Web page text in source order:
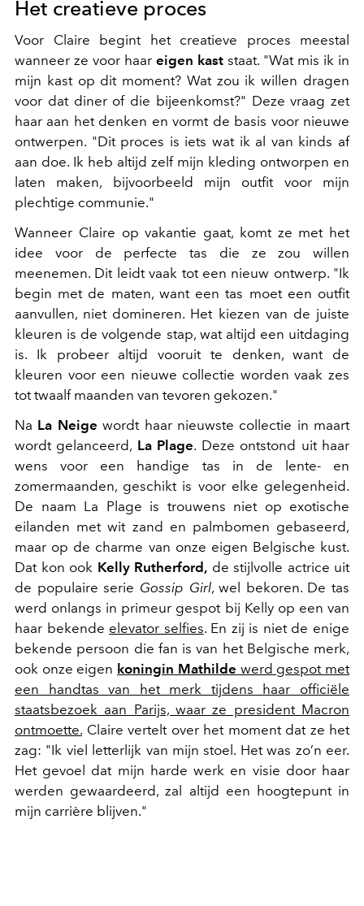
Het creatieve proces
Voor Claire begint het creatieve proces meestal
wanneer ze voor haar eigen kast staat. "Wat mis ik in
mijn kast op dit moment? Wat zou ik willen dragen
voor dat diner of die bijeenkomst?" Deze vraag zet
haar aan het denken en vormt de basis voor nieuwe
ontwerpen. "Dit proces is iets wat ik al van kinds af
aan doe. Ik heb altijd zelf mijn kleding ontworpen en
laten maken, bijvoorbeeld mijn outfit voor mijn
plechtige communie."
Wanneer Claire op vakantie gaat, komt ze met het
idee voor de perfecte tas die ze zou willen
meenemen. Dit leidt vaak tot een nieuw ontwerp. "Ik
begin met de maten, want een tas moet een outfit
aanvullen, niet domineren. Het kiezen van de juiste
kleuren is de volgende stap, wat altijd een uitdaging
is. Ik probeer altijd vooruit te denken, want de
kleuren voor een nieuwe collectie worden vaak zes
tot twaalf maanden van tevoren gekozen."
Na La Neige wordt haar nieuwste collectie in maart
wordt gelanceerd, La Plage. Deze ontstond uit haar
wens voor een handige tas in de lente- en
zomermaanden, geschikt is voor elke gelegenheid.
De naam La Plage is trouwens niet op exotische
eilanden met wit zand en palmbomen gebaseerd,
maar op de charme van onze eigen Belgische kust.
Dat kon ook Kelly Rutherford, de stijlvolle actrice uit
de populaire serie Gossip Girl, wel bekoren. De tas
werd onlangs in primeur gespot bij Kelly op een van
haar bekende elevator selfies. En zij is niet de enige
bekende persoon die fan is van het Belgische merk,
ook onze eigen koningin Mathilde werd gespot met
een handtas van het merk tijdens haar officiële
staatsbezoek aan Parijs, waar ze president Macron
ontmoette. Claire vertelt over het moment dat ze het
zag: "Ik viel letterlijk van mijn stoel. Het was zo’n eer.
Het gevoel dat mijn harde werk en visie door haar
werden gewaardeerd, zal altijd een hoogtepunt in
mijn carrière blijven."